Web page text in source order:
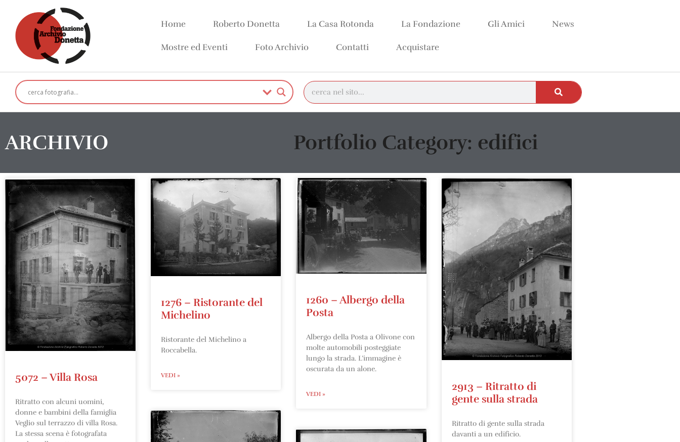
Home Roberto Donetta La Casa Rotonda La Fondazione Gli Amici News
Mostre ed Eventi Foto Archivio Contatti Acquistare
ARCHIVIO Portfolio Category: edifici
5072 – Villa Rosa
Ritratto con alcuni uomini,
donne e bambini della famiglia
Veglio sul terrazzo di villa Rosa.
La stessa scena è fotografata
1276 – Ristorante del
Michelino
Ristorante del Michelino a
Roccabella.
VEDI »
1260 – Albergo della
Posta
Albergo della Posta a Olivone con
molte automobili posteggiate
lungo la strada. L’immagine è
oscurata da un alone.
VEDI »
2913 – Ritratto di
gente sulla strada
Ritratto di gente sulla strada
davanti a un edificio.